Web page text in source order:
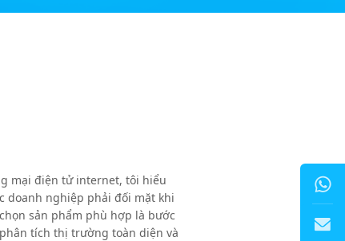
mại điện tử internet, tôi hiểu
doanh nghiệp phải đối mặt khi
sản phẩm phù hợp là bước
tích thị trường toàn diện và